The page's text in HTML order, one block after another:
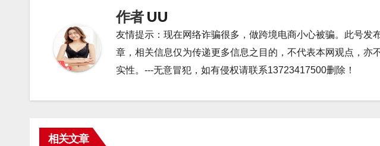
作者 UU
友情提示：现在网络诈骗很多，做跨境电商小心被骗。此号发
章，相关信息仅为传递更多信息之目的，不代表本网观点，亦
实性。---无意冒犯，如有侵权请联系13723417500删除！
相关文章